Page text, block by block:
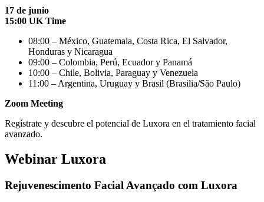
17 de junio
15:00 UK Time
08:00 – México, Guatemala, Costa Rica, El Salvador,
Honduras y Nicaragua
09:00 – Colombia, Perú, Ecuador y Panamá
10:00 – Chile, Bolivia, Paraguay y Venezuela
11:00 – Argentina, Uruguay y Brasil (Brasilia/São Paulo)
Zoom Meeting
Regístrate y descubre el potencial de Luxora en el tratamiento facial
avanzado.
Webinar Luxora
Rejuvenescimento Facial Avançado com Luxora